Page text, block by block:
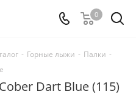
0
- Горные лыжи - Палки -
Dart Blue (115)